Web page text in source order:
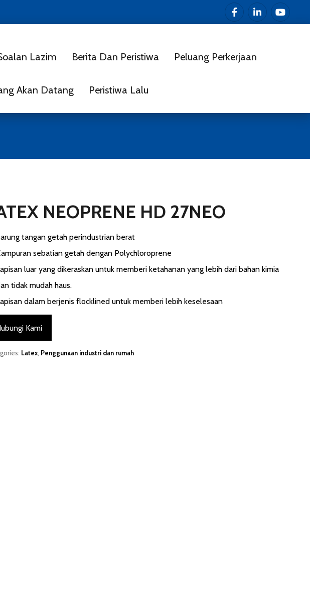
Lazim Berita Dan Peristiwa Peluang Perkerjaan
Akan Datang Peristiwa Lalu
NEOPRENE HD 27NEO
tangan getah perindustrian berat
sebatian getah dengan Polychloroprene
luar yang dikeraskan untuk memberi ketahanan yang lebih dari bahan kimia
tidak mudah haus.
dalam berjenis flocklined untuk memberi lebih keselesaan
Kami
Latex, Penggunaan industri dan rumah